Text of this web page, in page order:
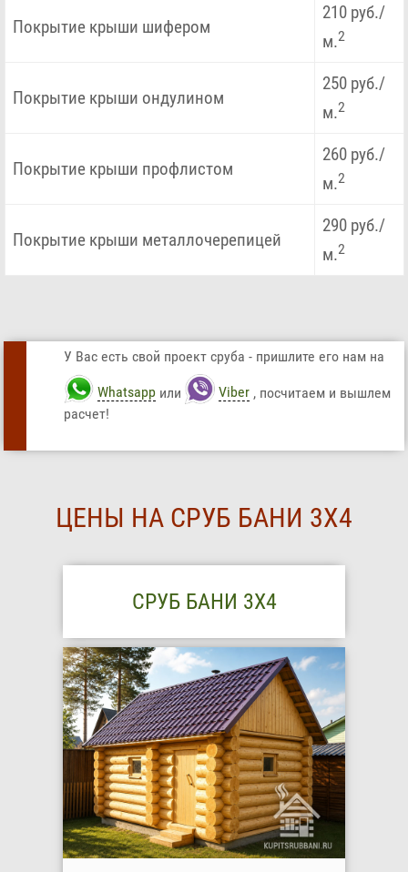
Покрытие крыши шифером
210 руб./
м.2
Покрытие крыши ондулином
250 руб./
м.2
Покрытие крыши профлистом
260 руб./
м.2
Покрытие крыши металлочерепицей
290 руб./
м.2
У Вас есть свой проект сруба - пришлите его нам на
Whatsapp или Viber , посчитаем и вышлем
расчет!
ЦЕНЫ НА СРУБ БАНИ 3Х4
СРУБ БАНИ 3Х4